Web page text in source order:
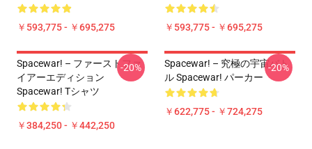
￥593,775 - ￥695,275 ￥593,775 - ￥695,275
Spacewar! – ファーストファ
イアーエディション
Spacewar! Tシャツ
￥384,250 - ￥442,250
-20%
Spacewar! – 究極の宇宙バト
ル Spacewar! パーカー
￥622,775 - ￥724,275
-20%